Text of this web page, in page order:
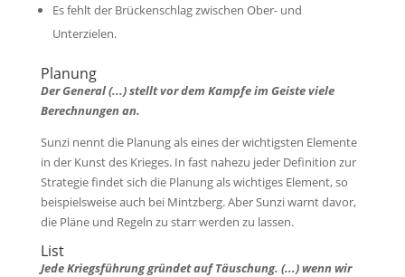
Es fehlt der Brückenschlag zwischen Ober- und
Unterzielen.
Planung
Der General (...) stellt vor dem Kampfe im Geiste viele
Berechnungen an.
Sunzi nennt die Planung als eines der wichtigsten Elemente
in der Kunst des Krieges. In fast nahezu jeder Definition zur
Strategie findet sich die Planung als wichtiges Element, so
beispielsweise auch bei Mintzberg. Aber Sunzi warnt davor,
die Pläne und Regeln zu starr werden zu lassen.
List
Jede Kriegsführung gründet auf Täuschung. (...) wenn wir